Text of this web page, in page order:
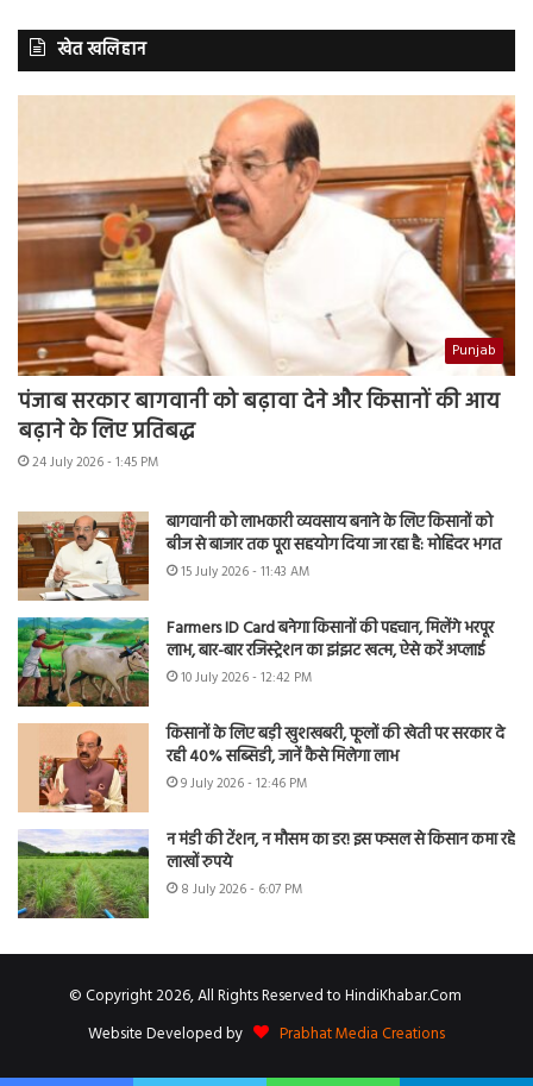
खेत खलिहान
Punjab
पंजाब सरकार बागवानी को बढ़ावा देने और किसानों की आय
बढ़ाने के लिए प्रतिबद्ध
24 July 2026 - 1:45 PM
बागवानी को लाभकारी व्यवसाय बनाने के लिए किसानों को
बीज से बाजार तक पूरा सहयोग दिया जा रहा है: मोहिंदर भगत
15 July 2026 - 11:43 AM
Farmers ID Card बनेगा किसानों की पहचान, मिलेंगे भरपूर
लाभ, बार-बार रजिस्ट्रेशन का झंझट खत्म, ऐसे करें अप्लाई
10 July 2026 - 12:42 PM
किसानों के लिए बड़ी खुशखबरी, फूलों की खेती पर सरकार दे
रही 40% सब्सिडी, जानें कैसे मिलेगा लाभ
9 July 2026 - 12:46 PM
न मंडी की टेंशन, न मौसम का डर! इस फसल से किसान कमा रहे
लाखों रुपये
8 July 2026 - 6:07 PM
© Copyright 2026, All Rights Reserved to HindiKhabar.Com
Website Developed by
Prabhat Media Creations